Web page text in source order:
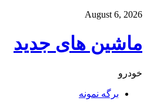
August 6, 2026
ماشین های جدید
خودرو
برگه نمونه